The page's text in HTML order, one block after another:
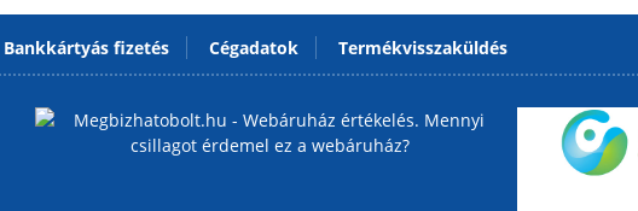
Bankkártyás fizetés Cégadatok Termékvisszaküldés